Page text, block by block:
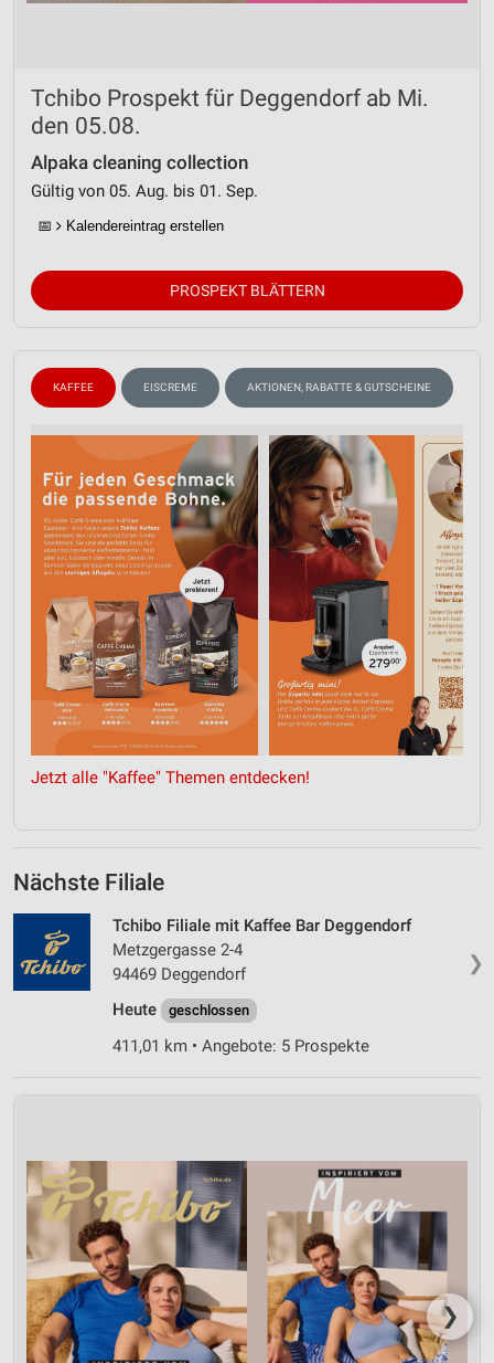
Tchibo Prospekt für Deggendorf ab Mi.
den 05.08.
Alpaka cleaning collection
Gültig von 05. Aug. bis 01. Sep.
📅 Kalendereintrag erstellen
PROSPEKT BLÄTTERN
KAFFEE EISCREME AKTIONEN, RABATTE & GUTSCHEINE
Jetzt alle "Kaffee" Themen entdecken!
Nächste Filiale
❯
Tchibo Filiale mit Kaffee Bar Deggendorf
Metzgergasse 2-4
94469 Deggendorf
Heute
geschlossen
411,01 km • Angebote: 5 Prospekte
❯